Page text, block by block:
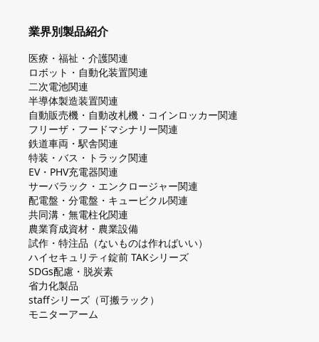
業界別製品紹介
医療・福祉・介護関連
ロボット・自動化装置関連
二次電池関連
半導体製造装置関連
自動販売機・自動改札機・コインロッカー関連
フリーザ・フードマシナリー関連
鉄道車両・駅舎関連
特装・バス・トラック関連
EV・PHV充電器関連
サーバラック・エンクロージャー関連
配電盤・分電盤・キュービクル関連
共同溝・無電柱化関連
農業育成資材・農業設備
試作・特注品（ないものは作ればいい）
ハイセキュリティ錠前 TAKシリーズ
SDGs配慮・脱炭素
省力化製品
staffシリーズ（可搬ラック）
モニターアーム